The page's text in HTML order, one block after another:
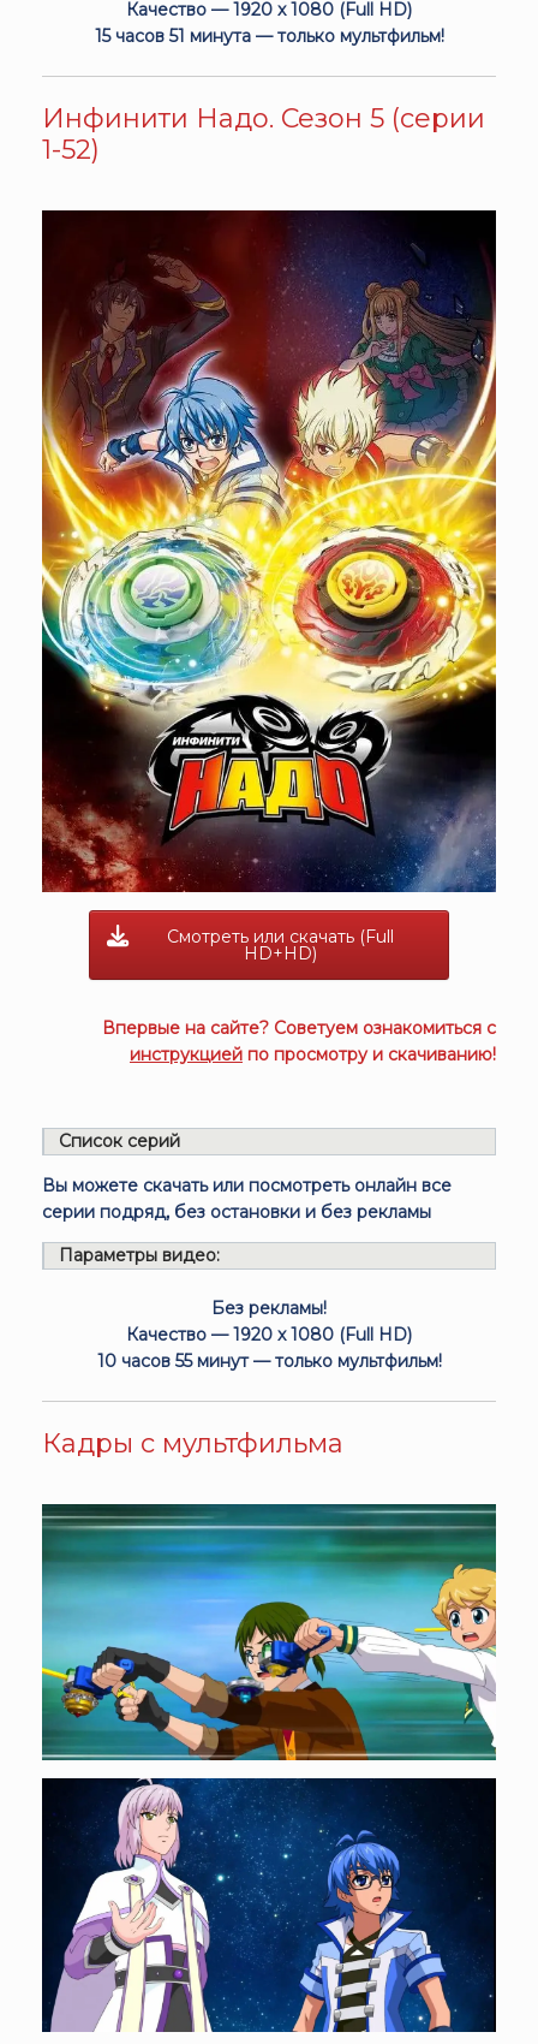
Качество — 1920 x 1080 (Full HD)
15 часов 51 минута — только мультфильм!
Инфинити Надо. Сезон 5 (серии
1-52)
Смотреть или скачать (Full
HD+HD)
Впервые на сайте? Советуем ознакомиться с
инструкцией по просмотру и скачиванию!
Список серий
Вы можете скачать или посмотреть онлайн все
серии подряд, без остановки и без рекламы
Параметры видео:
Без рекламы!
Качество — 1920 x 1080 (Full HD)
10 часов 55 минут — только мультфильм!
Кадры с мультфильма